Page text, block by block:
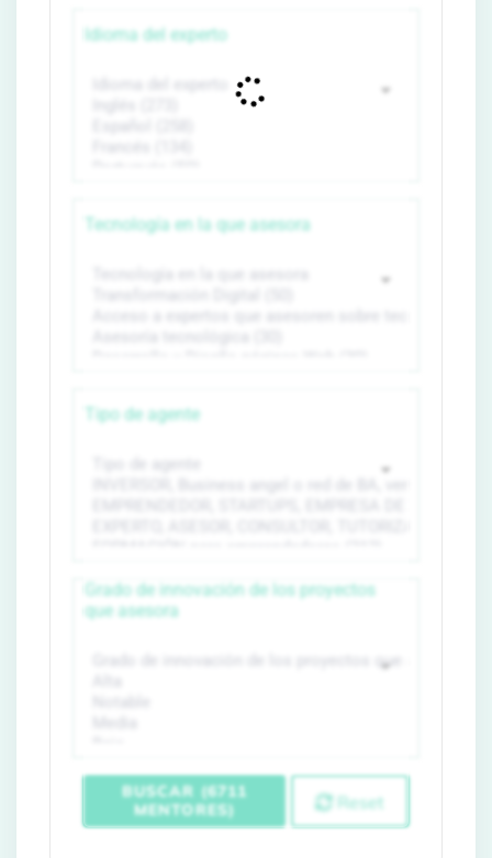
Idioma del experto
Tecnología en la que asesora
Tipo de agente
Grado de innovación de los proyectos
que asesora
BUSCAR (6711
MENTORES)
Reset